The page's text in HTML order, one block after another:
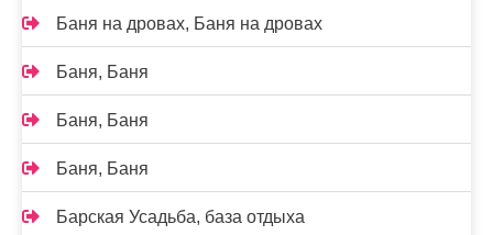
Баня на дровах, Баня на дровах
Баня, Баня
Баня, Баня
Баня, Баня
Барская Усадьба, база отдыха